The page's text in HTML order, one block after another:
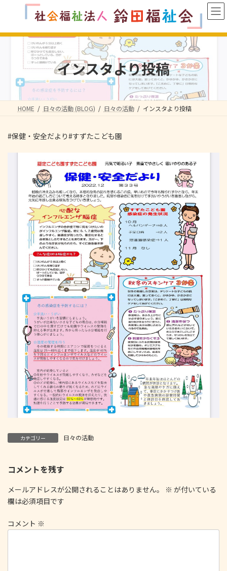
ン
ー
インスタより投稿
HOME 日々の活動 (BLOG) 日々の活動 インスタより投稿
#保健・安全だより#すずたこども園
カテゴリー 日々の活動
コメントを残す
メールアドレスが公開されることはありません。 ※ が付いている
欄は必須項目です
コメント ※